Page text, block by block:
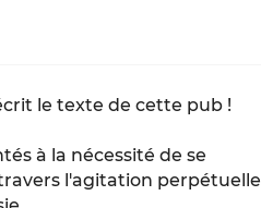
le texte de cette pub !
à la nécessité de se
l'agitation perpétuelle